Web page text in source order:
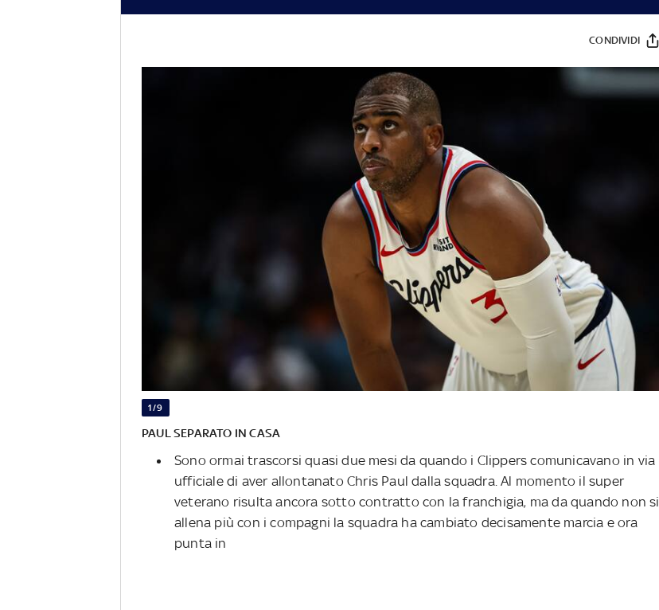
CONDIVIDI
1/9
PAUL SEPARATO IN CASA
Sono ormai trascorsi quasi due mesi da quando i Clippers comunicavano in via
ufficiale di aver allontanato Chris Paul dalla squadra. Al momento il super
veterano risulta ancora sotto contratto con la franchigia, ma da quando non si
allena più con i compagni la squadra ha cambiato decisamente marcia e ora
punta in